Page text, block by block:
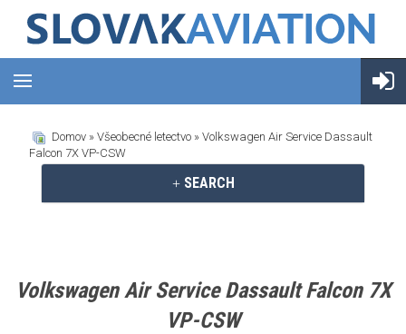
Domov » Všeobecné letectvo » Volkswagen Air Service Dassault
Falcon 7X VP-CSW
SEARCH
Volkswagen Air Service Dassault Falcon 7X
VP-CSW